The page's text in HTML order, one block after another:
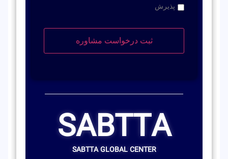
پذیرش
SABTTA
SABTTA GLOBAL CENTER